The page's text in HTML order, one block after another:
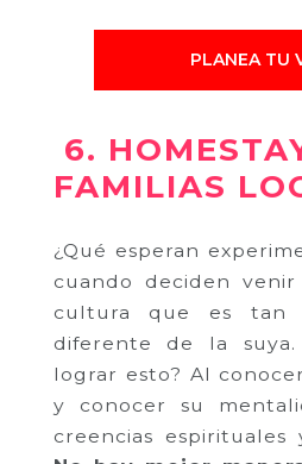
PLANEA TU
6.
FAMILIAS
¿Qué esperan
cuando deciden
cultura que es tan
diferente de la suya.
lograr esto? Al
y conocer su
creencias espirituales